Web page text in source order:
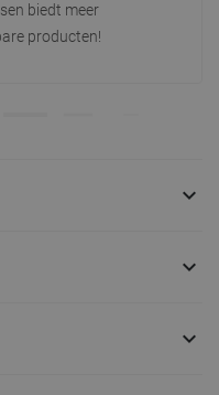
biedt meer
producten!


